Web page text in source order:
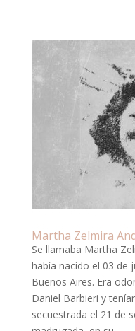
Martha Zelmira
Se llamaba Martha
había nacido el 03 de
Buenos Aires. Era
Daniel Barbieri y
secuestrada el 21 de